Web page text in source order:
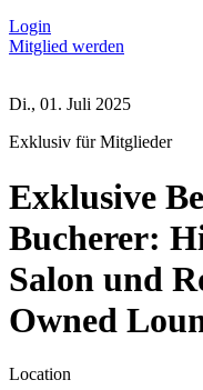
Login
Mitglied werden
Di., 01. Juli 2025
Exklusiv für Mitglieder
Exklusive
Bucherer:
Salon und
Owned
Location